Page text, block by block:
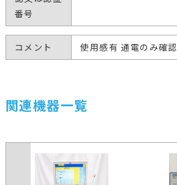
番号
コメント 使用感有 通電のみ確認
関連機器一覧